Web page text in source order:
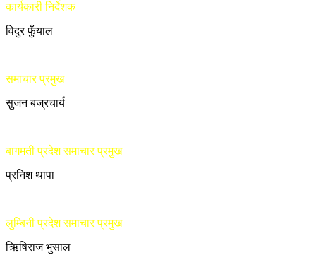
कार्यकारी निर्देशक
विदुर फुँयाल
समाचार प्रमुख
सुजन बज्रचार्य
बागमती प्रदेश समाचार प्रमुख
प्रनिश थापा
लुम्बिनी प्रदेश समाचार प्रमुख
ऋिषिराज भुसाल